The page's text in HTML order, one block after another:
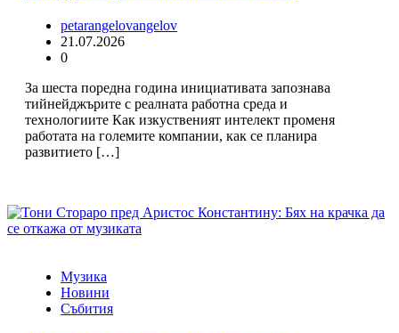
petarangelovangelov
21.07.2026
0
За шеста поредна година инициативата запознава
тийнейджърите с реалната работна среда и
технологиите Как изкуственият интелект променя
работата на големите компании, как се планира
развитието […]
Музика
Новини
Събития